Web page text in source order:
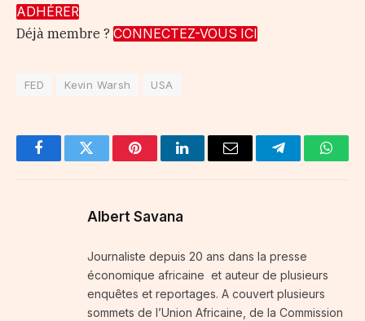
ADHÉRER
Déjà membre ? CONNECTEZ-VOUS ICI
FED Kevin Warsh USA
FacebookTwitter PinterestLinkedInEmail Telegram
Albert Savana
Journaliste depuis 20 ans dans la presse
économique africaine et auteur de plusieurs
enquêtes et reportages. A couvert plusieurs
sommets de l’Union Africaine, de la Commission